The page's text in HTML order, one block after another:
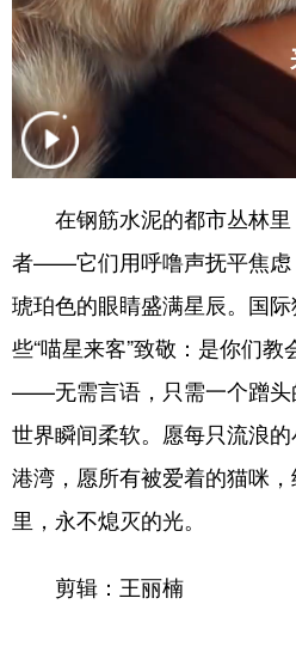
在钢筋水泥的都市丛林里
者——它们用呼噜声抚平焦虑
琥珀色的眼睛盛满星辰。国
些“喵星来客”致敬：是你们
——无需言语，只需一个蹭头
世界瞬间柔软。愿每只流浪
港湾，愿所有被爱着的猫咪
里，永不熄灭的光。
剪辑：王丽楠